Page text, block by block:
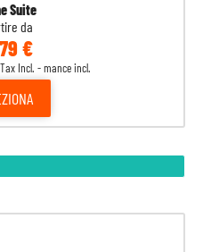
Suite
da
€
Incl. - mance incl.